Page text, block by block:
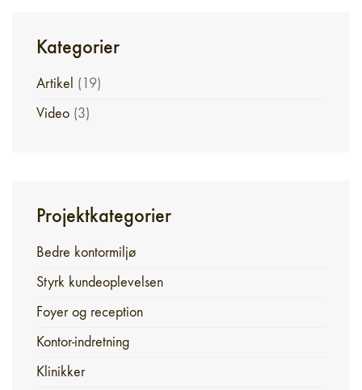
Kategorier
Artikel (19)
Video (3)
Projektkategorier
Bedre kontormiljø
Styrk kundeoplevelsen
Foyer og reception
Kontor-indretning
Klinikker